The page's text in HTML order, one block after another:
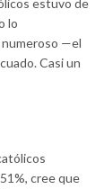
estuvo de
lo
—el
Casi un
cree que